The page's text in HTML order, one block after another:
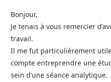
Bonjour,
Je tenais à vous remercier
travail.
Il me fut particulièrement
compte entreprendre une
sein d’une séance analytique.